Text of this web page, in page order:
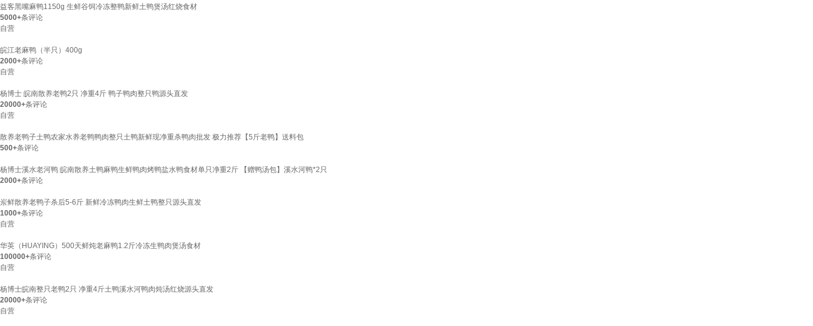
益客黑嘴麻鸭1150g 生鲜谷饲冷冻整鸭新鲜土鸭煲汤红烧食材
5000+条评论
自营
皖江老麻鸭（半只）400g
2000+条评论
自营
杨博士 皖南散养老鸭2只 净重4斤 鸭子鸭肉整只鸭源头直发
20000+条评论
自营
散养老鸭子土鸭农家水养老鸭鸭肉整只土鸭新鲜现净重杀鸭肉批发 极力推荐【5斤老鸭】送料包
500+条评论
杨博士溪水老河鸭 皖南散养土鸭麻鸭生鲜鸭肉烤鸭盐水鸭食材单只净重2斤 【赠鸭汤包】溪水河鸭*2只
2000+条评论
岽鲜散养老鸭子杀后5-6斤 新鲜冷冻鸭肉生鲜土鸭整只源头直发
1000+条评论
自营
华英（HUAYING）500天鲜炖老麻鸭1.2斤冷冻生鸭肉煲汤食材
100000+条评论
自营
杨博士皖南整只老鸭2只 净重4斤土鸭溪水河鸭肉炖汤红烧源头直发
20000+条评论
自营